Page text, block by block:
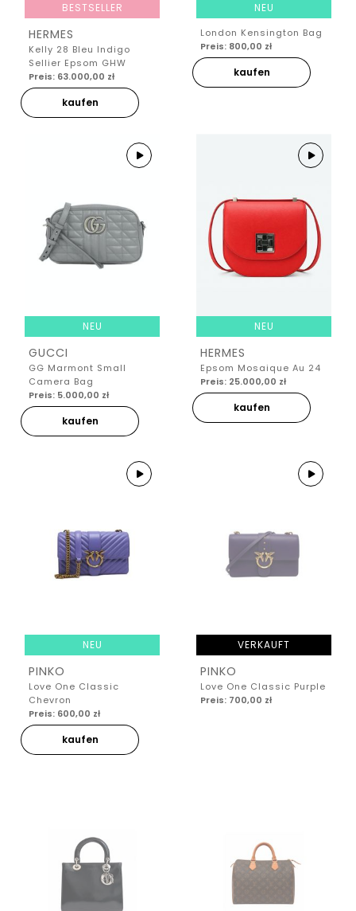
BESTSELLER
HERMES
Kelly 28 Bleu Indigo
Sellier Epsom GHW
Preis: 63.000,00 zł
kaufen
NEU
London Kensington Bag
Preis: 800,00 zł
kaufen
NEU
GUCCI
GG Marmont Small
Camera Bag
Preis: 5.000,00 zł
kaufen
NEU
HERMES
Epsom Mosaique Au 24
Preis: 25.000,00 zł
kaufen
NEU
PINKO
Love One Classic
Chevron
Preis: 600,00 zł
kaufen
VERKAUFT
PINKO
Love One Classic Purple
Preis: 700,00 zł